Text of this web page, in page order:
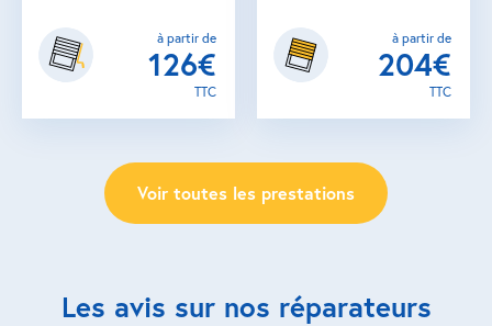
à partir de
126€
TTC
à partir de
204€
TTC
Voir toutes les prestations
Les avis sur nos réparateurs